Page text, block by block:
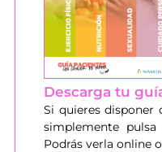
Descarga tu
Si quieres disponer
simplemente
Podrás verla online